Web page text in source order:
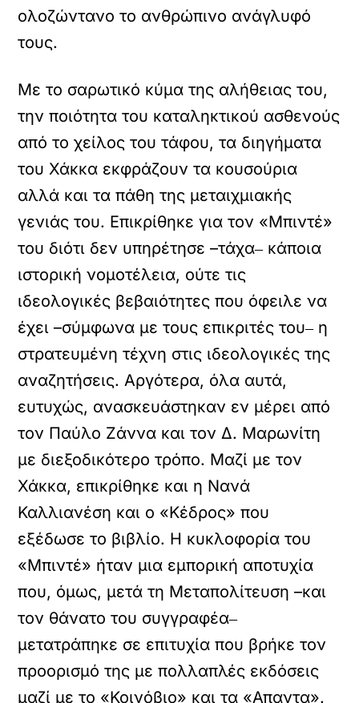
ολοζώντανο το ανθρώπινο ανάγλυφό
τους.
Με το σαρωτικό κύμα της αλήθειας του,
την ποιότητα του καταληκτικού ασθενούς
από το χείλος του τάφου, τα διηγήματα
του Χάκκα εκφράζουν τα κουσούρια
αλλά και τα πάθη της μεταιχμιακής
γενιάς του. Επικρίθηκε για τον «Μπιντέ»
του διότι δεν υπηρέτησε –τάχα‒ κάποια
ιστορική νομοτέλεια, ούτε τις
ιδεολογικές βεβαιότητες που όφειλε να
έχει –σύμφωνα με τους επικριτές του‒ η
στρατευμένη τέχνη στις ιδεολογικές της
αναζητήσεις. Αργότερα, όλα αυτά,
ευτυχώς, ανασκευάστηκαν εν μέρει από
τον Παύλο Ζάννα και τον Δ. Μαρωνίτη
με διεξοδικότερο τρόπο. Μαζί με τον
Χάκκα, επικρίθηκε και η Νανά
Καλλιανέση και ο «Κέδρος» που
εξέδωσε το βιβλίο. Η κυκλοφορία του
«Μπιντέ» ήταν μια εμπορική αποτυχία
που, όμως, μετά τη Μεταπολίτευση –και
τον θάνατο του συγγραφέα‒
μετατράπηκε σε επιτυχία που βρήκε τον
προορισμό της με πολλαπλές εκδόσεις
μαζί με το «Κοινόβιο» και τα «Απαντα».